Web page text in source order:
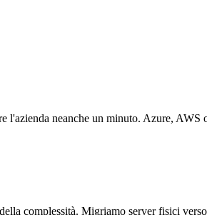
l'azienda neanche un minuto. Azure,
complessità. Migriamo server fisici